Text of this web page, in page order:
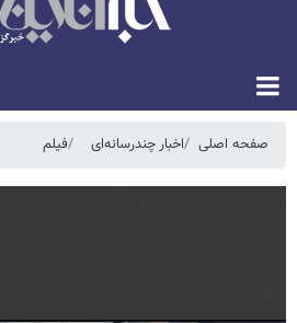
صفحه اصلی اخبار چندرسانه‌ای فیلم